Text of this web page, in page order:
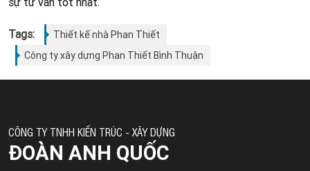
Tags:
Thiết kế nhà Phan Thiết
Công ty xây dựng Phan Thiết Bình Thuận
CÔNG TY TNHH KIẾN TRÚC - XÂY DỰNG
ĐOÀN ANH QUỐC